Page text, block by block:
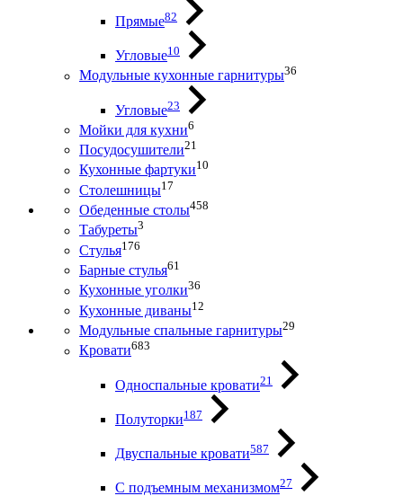
Прямые82
Угловые10
Модульные кухонные гарнитуры36
Угловые23
Мойки для кухни6
Посудосушители21
Кухонные фартуки10
Столешницы17
Обеденные столы458
Табуреты3
Стулья176
Барные стулья61
Кухонные уголки36
Кухонные диваны12
Модульные спальные гарнитуры29
Кровати683
Односпальные кровати21
Полуторки187
Двуспальные кровати587
С подъемным механизмом27